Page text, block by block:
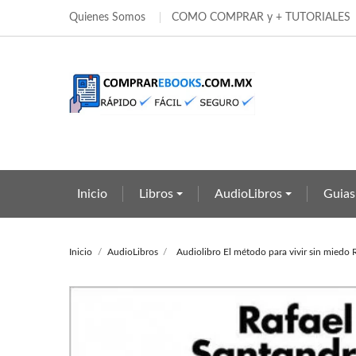
Quienes Somos COMO COMPRAR y + TUTORIALES
Inicio Libros AudioLibros
Inicio AudioLibros Audiolibro El método para vivir sin miedo